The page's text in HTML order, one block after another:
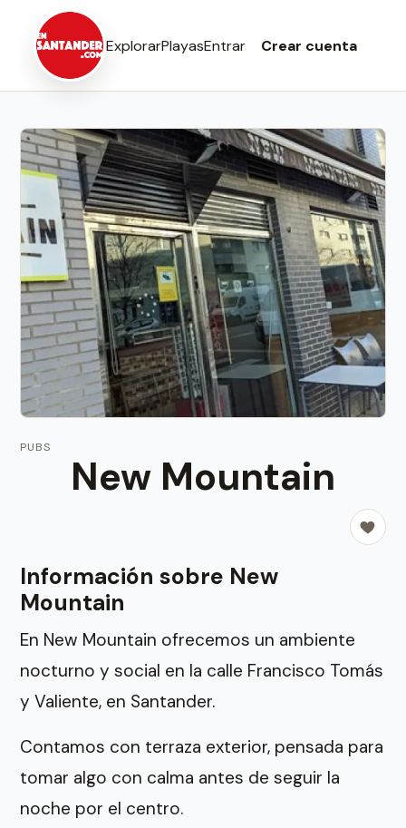
ExplorarPlayasEntrar Crear cuenta
PUBS
New Mountain
Información sobre New
Mountain
En New Mountain ofrecemos un ambiente
nocturno y social en la calle Francisco Tomás
y Valiente, en Santander.
Contamos con terraza exterior, pensada para
tomar algo con calma antes de seguir la
noche por el centro.